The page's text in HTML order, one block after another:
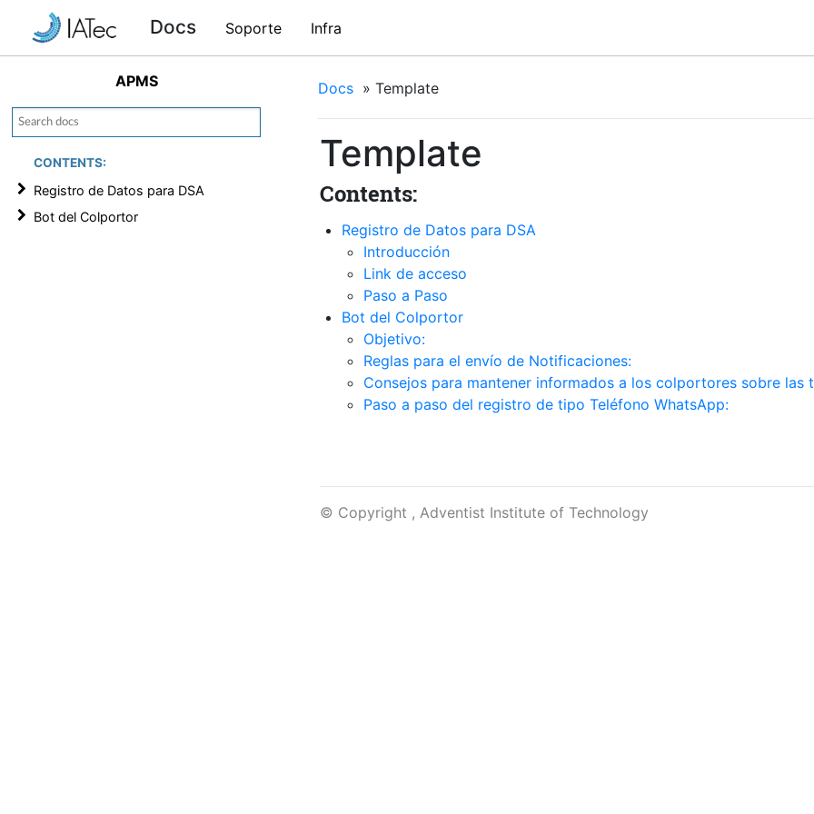
Docs Soporte Infra
APMS
CONTENTS:
Registro de Datos para DSA
Bot del Colportor
Docs » Template
Template
Contents:
Registro de Datos para DSA
Introducción
Link de acceso
Paso a Paso
Bot del Colportor
Objetivo:
Reglas para el envío de Notificaciones:
Consejos para mantener informados a los colportores sobre las
Paso a paso del registro de tipo Teléfono WhatsApp:
© Copyright , Adventist Institute of Technology